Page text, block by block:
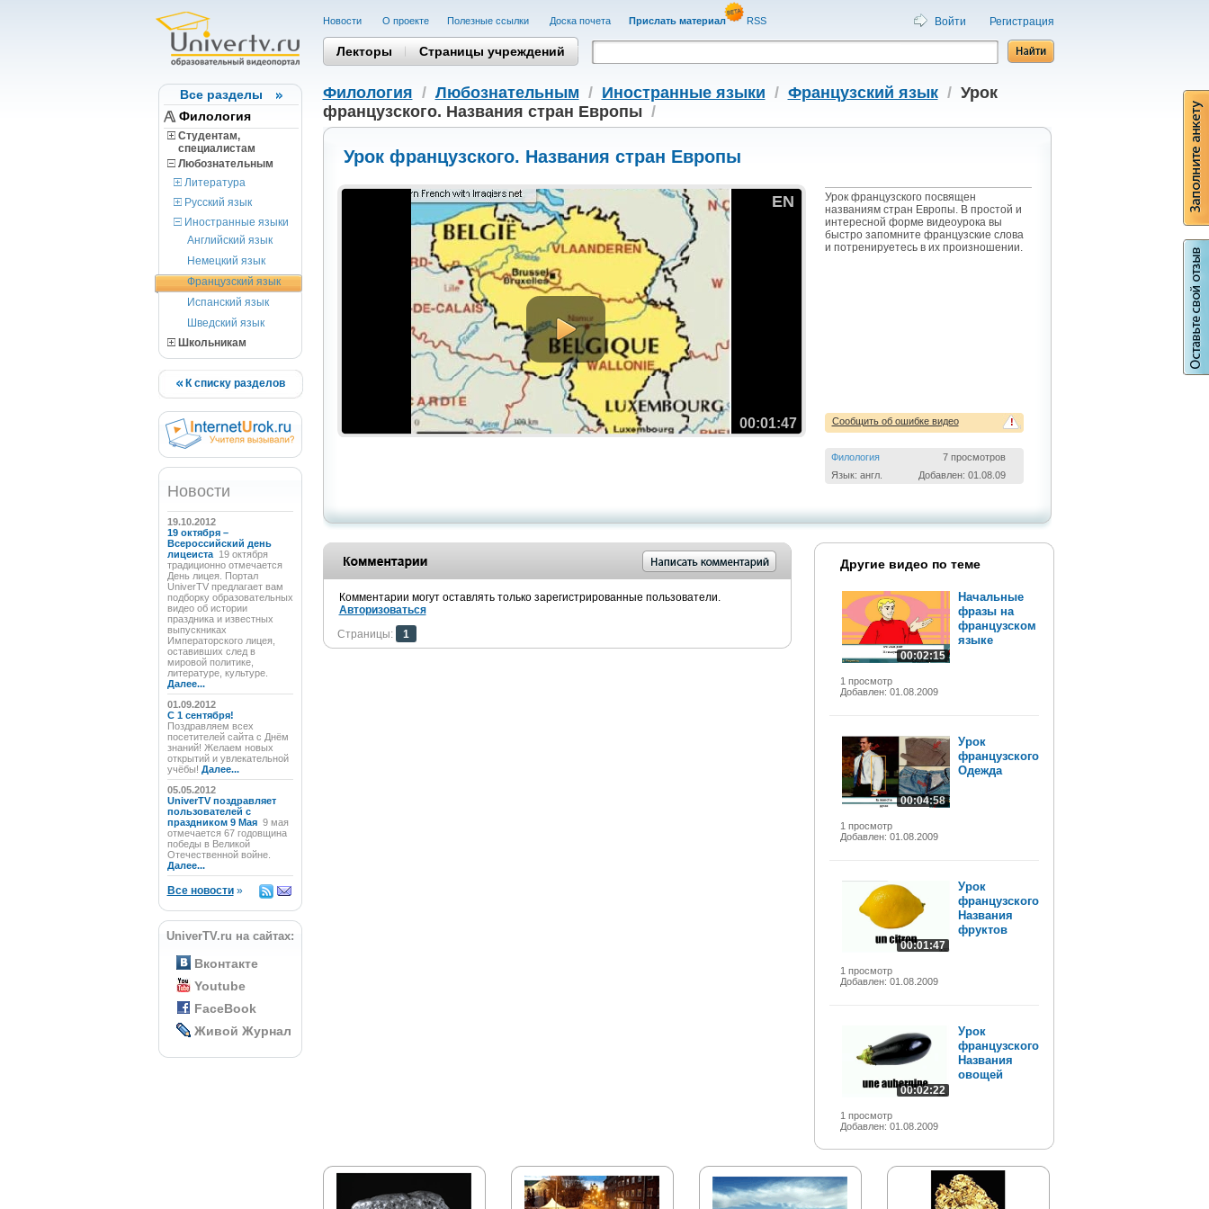
Все разделы
Филология
Студентам,
cпециалистам
Любознательным
Литература
Русский язык
Иностранные языки
Английский язык
Немецкий язык
Французский язык
Испанский язык
Шведский язык
Школьникам
К списку разделов
Новости
19.10.2012
19 октября –
Всероссийский день
лицеиста 19 октября
традиционно отмечается
День лицея. Портал
UniverTV предлагает вам
подборку образовательных
видео об истории
праздника и известных
выпускниках
Императорского лицея,
оставивших след в
мировой политике,
литературе, культуре.
Далее...
01.09.2012
C 1 сентября!
Поздравляем всех
посетителей сайта с Днём
знаний! Желаем новых
открытий и увлекательной
учёбы! Далее...
05.05.2012
UniverTV поздравляет
пользователей с
праздником 9 Мая 9 мая
отмечается 67 годовщина
победы в Великой
Отечественной войне.
Далее...
Все новости»
UniverTV.ru на сайтах:
Вконтакте
Youtube
FaceBook
Живой Журнал
Новости О проекте Полезные cсылки Доска почета Прислать материал RSS Войти Регистрация
Лекторы Страницы учреждений
Филология / Любознательным / Иностранные языки / Французский язык/ Урок
французского. Названия стран Европы /
Урок французского. Названия стран Европы
EN
00:01:47
Урок французского посвящен
названиям стран Европы. В простой и
интересной форме видеоурока вы
быстро запомните французские слова
и потренируетесь в их произношении.
!
Сообщить об ошибке видео
Филология
7 просмотров
Язык: англ.
Добавлен: 01.08.09
Комментарии могут оставлять только зарегистрированные пользователи.
Авторизоваться
Страницы:
1
Другие видео по теме
00:02:15
1 просмотр
Добавлен: 01.08.2009
Начальные
фразы на
французском
языке
00:04:58
1 просмотр
Добавлен: 01.08.2009
Урок
французского.
Одежда
00:01:47
1 просмотр
Добавлен: 01.08.2009
Урок
французского.
Названия
фруктов
00:02:22
1 просмотр
Добавлен: 01.08.2009
Урок
французского.
Названия
овощей